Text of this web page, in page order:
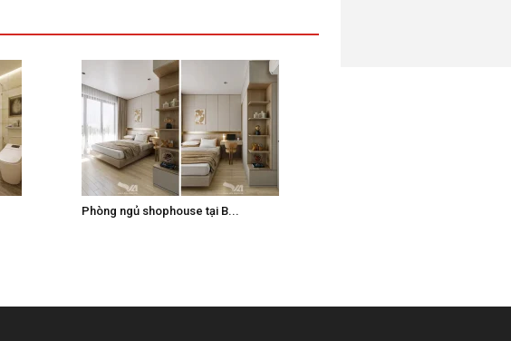
Phòng ngủ shophouse tại B...